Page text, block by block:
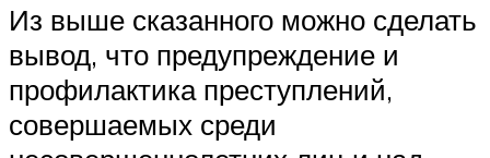
Из выше сказанного можно сделать
вывод, что предупреждение и
профилактика преступлений,
совершаемых среди